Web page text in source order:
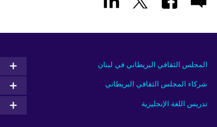
المجلس الثقافي البريطاني في لبنان
شركاء المجلس الثقافي البريطاني
تدريس اللغة الإنجليزية